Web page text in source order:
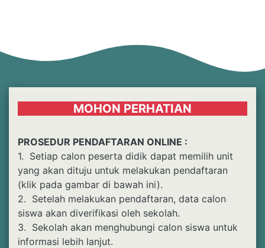
MOHON PERHATIAN
PROSEDUR PENDAFTARAN ONLINE :
1. Setiap calon peserta didik dapat memilih unit
yang akan dituju untuk melakukan pendaftaran
(klik pada gambar di bawah ini).
2. Setelah melakukan pendaftaran, data calon
siswa akan diverifikasi oleh sekolah.
3. Sekolah akan menghubungi calon siswa untuk
informasi lebih lanjut.